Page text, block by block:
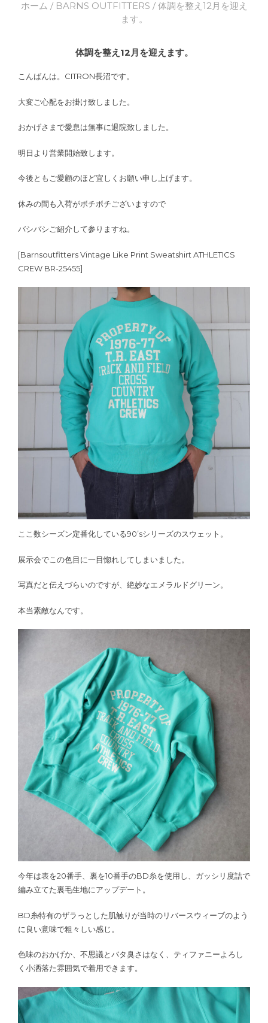
ホーム / BARNS OUTFITTERS / 体調を整え12月を迎え
ます。
体調を整え12月を迎えます。
こんばんは。CITRON長沼です。
大変ご心配をお掛け致しました。
おかげさまで愛息は無事に退院致しました。
明日より営業開始致します。
今後ともご愛顧のほど宜しくお願い申し上げます。
休みの間も入荷がボチボチございますので
バシバシご紹介して参りますね。
[Barnsoutfitters Vintage Like Print Sweatshirt ATHLETICS
CREW BR-25455]
ここ数シーズン定番化している90’sシリーズのスウェット。
展示会でこの色目に一目惚れしてしまいました。
写真だと伝えづらいのですが、絶妙なエメラルドグリーン。
本当素敵なんです。
今年は表を20番手、裏を10番手のBD糸を使用し、ガッシリ度詰で
編み立てた裏毛生地にアップデート。
BD糸特有のザラっとした肌触りが当時のリバースウィーブのよう
に良い意味で粗々しい感じ。
色味のおかげか、不思議とバタ臭さはなく、ティファニーよろし
く小洒落た雰囲気で着用できます。